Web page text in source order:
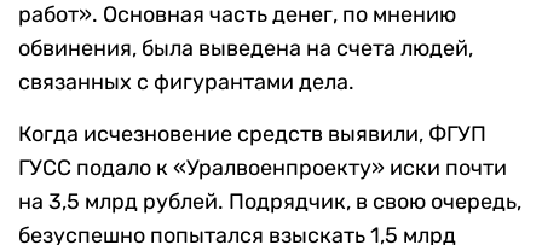
работ». Основная часть денег, по мнению
обвинения, была выведена на счета людей,
связанных с фигурантами дела.
Когда исчезновение средств выявили, ФГУП
ГУСС подало к «Уралвоенпроекту» иски почти
на 3,5 млрд рублей. Подрядчик, в свою очередь,
безуспешно попытался взыскать 1,5 млрд